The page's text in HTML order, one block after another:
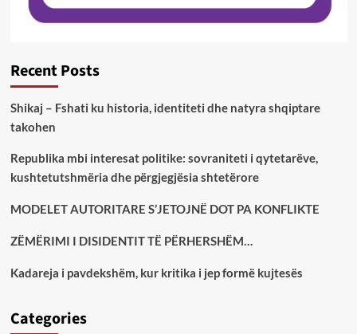
Recent Posts
Shikaj – Fshati ku historia, identiteti dhe natyra shqiptare
takohen
Republika mbi interesat politike: sovraniteti i qytetarëve,
kushtetutshmëria dhe përgjegjësia shtetërore
MODELET AUTORITARE S’JETOJNË DOT PA KONFLIKTE
ZËMËRIMI I DISIDENTIT TË PËRHERSHËM…
Kadareja i pavdekshëm, kur kritika i jep formë kujtesës
Categories